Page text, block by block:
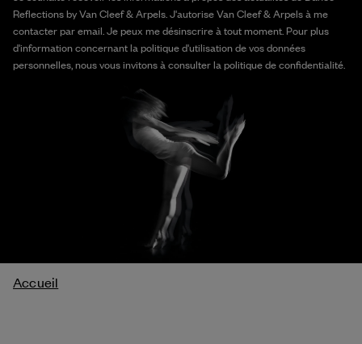
Reflections by Van Cleef & Arpels. J'autorise Van Cleef & Arpels à me
contacter par email. Je peux me désinscrire à tout moment. Pour plus
d'information concernant la politique d'utilisation de vos données
personnelles, nous vous invitons à consulter la politique de confidentialité.
Fil
Accueil